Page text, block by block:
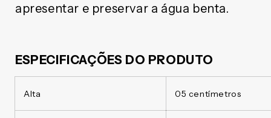
apresentar e preservar a água benta.
ESPECIFICAÇÕES DO PRODUTO
Alta 05 centímetros